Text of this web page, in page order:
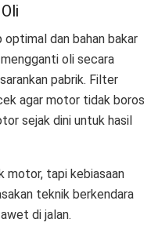
dan bahan bakar
oli secara
pabrik. Filter
agar motor tidak boros
sejak dini untuk hasil
motor, tapi kebiasaan
teknik berkendara
di jalan.